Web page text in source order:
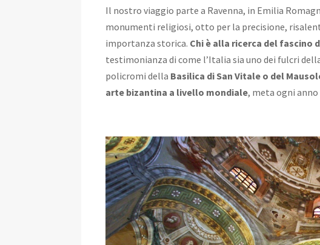
Il nostro viaggio parte a Ravenna, in Emilia
monumenti religiosi, otto per la precisione,
importanza storica. Chi è alla ricerca del fascino
testimonianza di come l’Italia sia uno dei fulcri
policromi della Basilica di San Vitale o del
arte bizantina a livello mondiale, meta ogni